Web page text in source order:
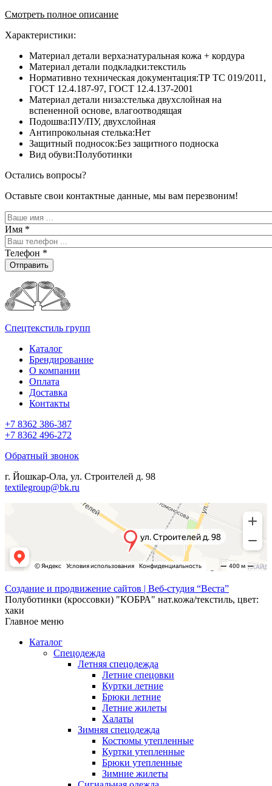
Смотреть полное описание
Характеристики:
Материал детали верха:натуральная кожа + кордура
Материал детали подкладки:текстиль
Нормативно техническая документация:ТР ТС 019/2011,
ГОСТ 12.4.187-97, ГОСТ 12.4.137-2001
Материал детали низа:стелька двухслойная на
вспененной основе, влагоотводящая
Подошва:ПУ/ПУ, двухслойная
Антипрокольная стелька:Нет
Защитный подносок:Без защитного подноска
Вид обуви:Полуботинки
Остались вопросы?
Оставьте свои контактные данные, мы вам перезвоним!
Имя *
Телефон *
Отправить
Спецтекстиль групп
Каталог
Брендирование
О компании
Оплата
Доставка
Контакты
+7 8362 386-387
+7 8362 496-272
Обратный звонок
г. Йошкар-Ола, ул. Строителей д. 98
textilegroup@bk.ru
Создание и продвижение сайтов | Веб-студия “Веста”
Полуботинки (кроссовки) "КОБРА" нат.кожа/текстиль, цвет:
хаки
Главное меню
Каталог
Спецодежда
Летняя спецодежда
Летние спецовки
Куртки летние
Брюки летние
Летние жилеты
Халаты
Зимняя спецодежда
Костюмы утепленные
Куртки утепленные
Брюки утепленные
Зимние жилеты